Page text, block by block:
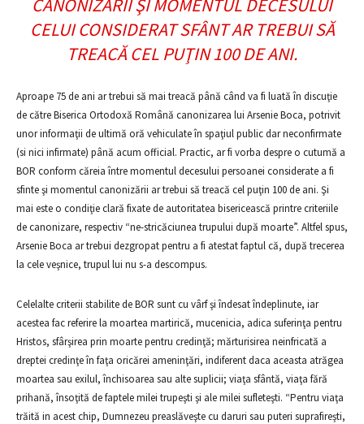
CANONIZĂRII ŞI MOMENTUL DECESULUI
CELUI CONSIDERAT SFÂNT AR TREBUI SĂ
TREACĂ CEL PUŢIN 100 DE ANI.
Aproape 75 de ani ar trebui să mai treacă până când va fi luată în discuţie
de către Biserica Ortodoxă Română canonizarea lui Arsenie Boca, potrivit
unor informaţii de ultimă oră vehiculate în spaţiul public dar neconfirmate
(si nici infirmate) până acum official. Practic, ar fi vorba despre o cutumă a
BOR conform căreia între momentul decesului persoanei considerate a fi
sfinte şi momentul canonizării ar trebui să treacă cel puţin 100 de ani. Şi
mai este o condiţie clară fixate de autoritatea bisericească printre criteriile
de canonizare, respectiv “ne-stricăciunea trupului după moarte”. Altfel spus,
Arsenie Boca ar trebui dezgropat pentru a fi atestat faptul că, după trecerea
la cele veşnice, trupul lui nu s-a descompus.
Celelalte criterii stabilite de BOR sunt cu vârf şi îndesat îndeplinute, iar
acestea fac referire la moartea martirică, mucenicia, adica suferinţa pentru
Hristos, sfârşirea prin moarte pentru credinţă; mărturisirea neinfricată a
dreptei credinţe în faţa oricărei ameninţări, indiferent daca aceasta atrăgea
moartea sau exilul, închisoarea sau alte suplicii; viaţa sfântă, viaţa fără
prihană, însoţită de faptele milei trupeşti şi ale milei sufleteşti. “Pentru viaţa
trăită in acest chip, Dumnezeu preaslăveşte cu daruri sau puteri suprafireşti,